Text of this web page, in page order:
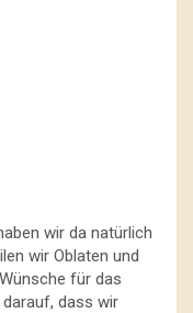
wir da natürlich
wir Oblaten und
für das
dass wir